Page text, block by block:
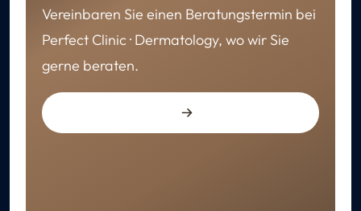
Vereinbaren Sie einen Beratungstermin bei
Perfect Clinic · Dermatology, wo wir Sie
gerne beraten.